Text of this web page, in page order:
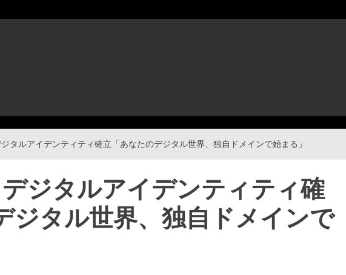
タルアイデンティティ確立「あなたのデジタル世界、独自ドメインで始まる」
デジタルアイデンティティ確
ジタル世界、独自ドメインで